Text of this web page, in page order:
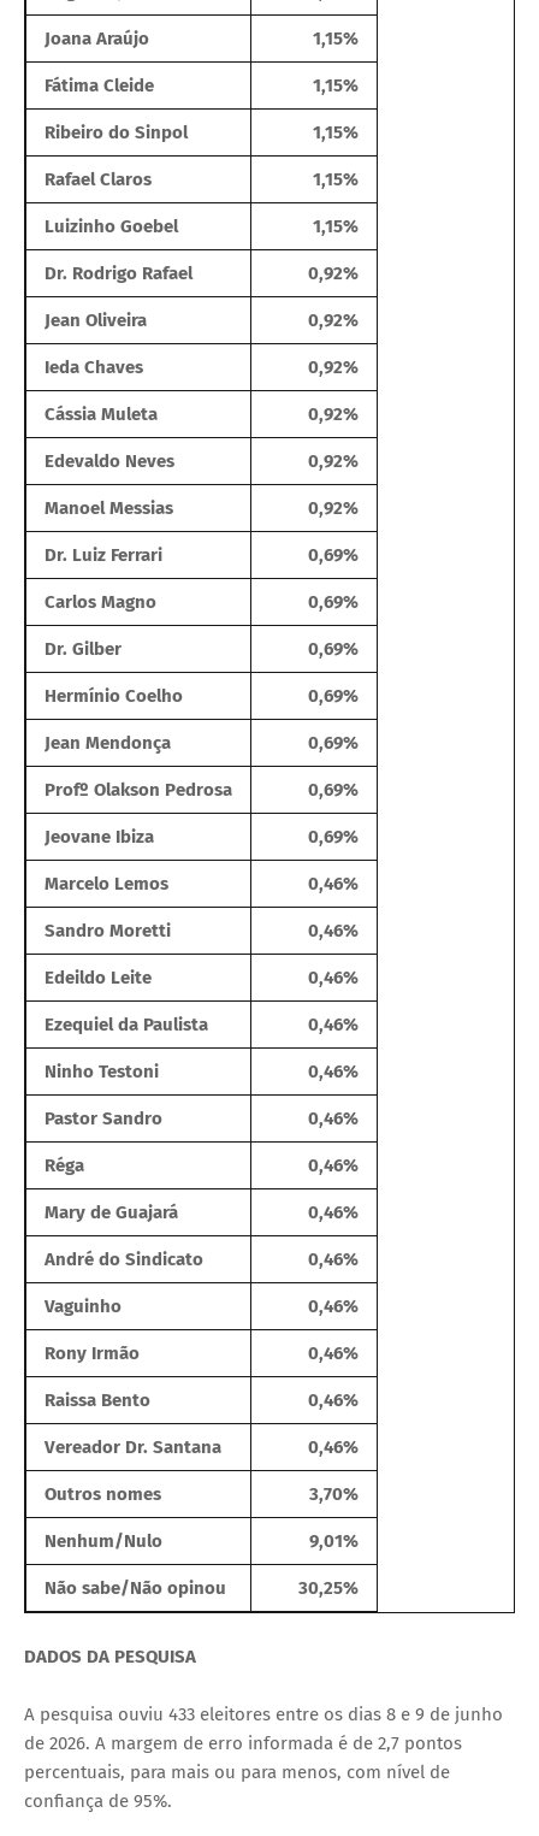
Joana Araújo 1,15%
Fátima Cleide 1,15%
Ribeiro do Sinpol 1,15%
Rafael Claros 1,15%
Luizinho Goebel 1,15%
Dr. Rodrigo Rafael 0,92%
Jean Oliveira 0,92%
Ieda Chaves 0,92%
Cássia Muleta 0,92%
Edevaldo Neves 0,92%
Manoel Messias 0,92%
Dr. Luiz Ferrari 0,69%
Carlos Magno 0,69%
Dr. Gilber 0,69%
Hermínio Coelho 0,69%
Jean Mendonça 0,69%
Profº Olakson Pedrosa 0,69%
Jeovane Ibiza 0,69%
Marcelo Lemos 0,46%
Sandro Moretti 0,46%
Edeildo Leite 0,46%
Ezequiel da Paulista 0,46%
Ninho Testoni 0,46%
Pastor Sandro 0,46%
Réga 0,46%
Mary de Guajará 0,46%
André do Sindicato 0,46%
Vaguinho 0,46%
Rony Irmão 0,46%
Raissa Bento 0,46%
Vereador Dr. Santana 0,46%
Outros nomes 3,70%
Nenhum/Nulo 9,01%
Não sabe/Não opinou 30,25%
DADOS DA PESQUISA
A pesquisa ouviu 433 eleitores entre os dias 8 e 9 de junho
de 2026. A margem de erro informada é de 2,7 pontos
percentuais, para mais ou para menos, com nível de
confiança de 95%.